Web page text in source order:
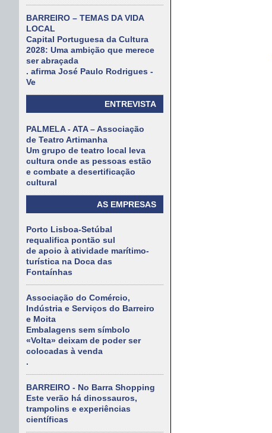
BARREIRO – TEMAS DA VIDA
LOCAL
Capital Portuguesa da Cultura
2028: Uma ambição que merece
ser abraçada
. afirma José Paulo Rodrigues -
Ve
ENTREVISTA
PALMELA - ATA – Associação
de Teatro Artimanha
Um grupo de teatro local leva
cultura onde as pessoas estão
e combate a desertificação
cultural
AS EMPRESAS
Porto Lisboa-Setúbal
requalifica pontão sul
de apoio à atividade marítimo-
turística na Doca das
Fontaínhas
Associação do Comércio,
Indústria e Serviços do Barreiro
e Moita
Embalagens sem símbolo
«Volta» deixam de poder ser
colocadas à venda
.
BARREIRO - No Barra Shopping
Este verão há dinossauros,
trampolins e experiências
científicas